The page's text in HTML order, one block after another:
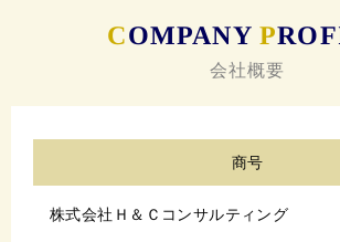
COMPANYP
会社概要
商号
株式会社Ｈ＆Ｃコンサルティング